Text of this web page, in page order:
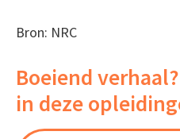
Bron: NRC
Boeiend
in deze